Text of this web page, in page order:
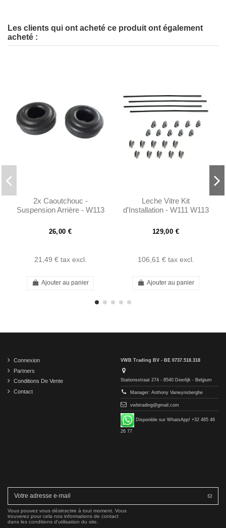
Les clients qui ont acheté ce produit ont également
acheté :
2x Caoutchouc -
Suspension Arrière - W113
26,00 €
21,49 € tax excl.
Ajouter au panier
Leche Vitre Kit
d'Installation - W111 W113
129,00 €
106,61 € tax excl.
Ajouter au panier
Connexion
Partners
Conditions De Vente
Contact
VWB Trading BV - BE 0737.518.318
Stationsstraat 274 - 8540 Deerlijk - Belgium
Manager: Anthony Vanwynsberghe
vwbtrading@gmail.com
Disponible sur WhatsApp! +32 485 46
26 77
Vous pouvez vous désinscrire à tout moment. Vous
trouverez pour cela nos informations de contact
dans les conditions d'utilisation du site.